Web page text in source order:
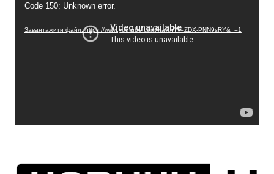
Code 150: Unknown error.
Завантажити файл: https://www.youtube.com/watch?v=ZDX-PNN9sRY&_=1